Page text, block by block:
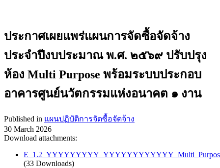
ประกาศเผยแพร่แผนการจัดซื้อจัดจ้าง
ประจำปีงบประมาณ พ.ศ. ๒๕๖๙ ปรับปรุง
ห้อง Multi Purpose พร้อมระบบประกอบ
อาคารศูนย์นวัตกรรมแห่งอนาคต ๑ งาน
Published in แผนปฏิบัติการจัดซื้อจัดจ้าง
30 March 2026
Download attachments:
(33 Downloads)